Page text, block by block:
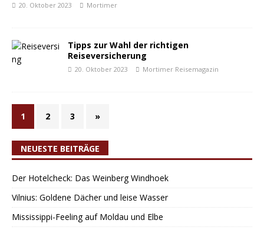
20. Oktober 2023 Mortimer
Tipps zur Wahl der richtigen
Reiseversicherung
20. Oktober 2023 Mortimer Reisemagazin
1 2 3 »
NEUESTE BEITRÄGE
Der Hotelcheck: Das Weinberg Windhoek
Vilnius: Goldene Dächer und leise Wasser
Mississippi-Feeling auf Moldau und Elbe